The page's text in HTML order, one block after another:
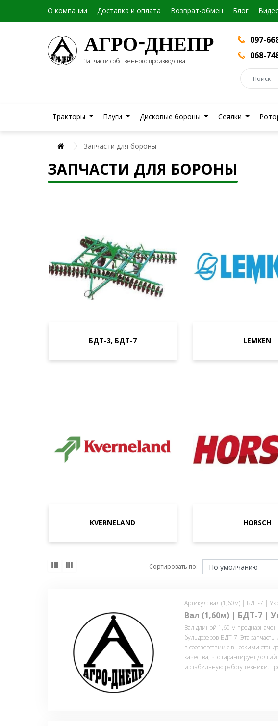
О компании Доставка и оплата Возврат-обмен Блог
АГРО-ДНЕПР
Запчасти собственного производства
097-
068-
Тракторы Плуги Дисковые бороны Сеялки
Запчасти для бороны
ЗАПЧАСТИ ДЛЯ БОРОНЫ
БДТ-3, БДТ-7 LEMKEN
KVERNELAND HORSCH
Сортировать по:
Артикул: вал (1,60м) | БДТ-7 |
Вал (1,60м) | БДТ-7 |
Вал длиной 1,60 м предназначен
бульдозеров БДТ-7. Эта запчасть
в соответствии с высокими
качества, что гарантирует
и стабильную работу